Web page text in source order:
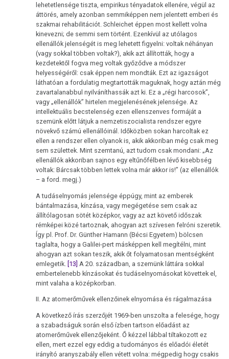
lehetetlensége tiszta, empirikus tényadatok ellenére, végül az
áttörés, amely azonban semmiképpen nem jelentett emberi és
szakmai rehabilitációt. Schleichet éppen most kellett volna
kinevezni; de semmi sem történt. Ezenkívül az utólagos
ellenállók jelenségét is meg lehetett figyelni: voltak néhányan
(vagy sokkal többen voltak?), akik azt állították, hogy a
kezdetektől fogva meg voltak győződve a módszer
helyességéről: csak éppen nem mondták. Ezt az igazságot
láthatóan a fordulatig megtartották maguknak, hogy aztán még
zavartalanabbul nyilváníthassák azt ki. Ez a „régi harcosok”,
vagy „ellenállók” hirtelen megjelenésének jelensége. Az
intellektuális becstelenség ezen ellenszenves formáját a
szemünk előtt látjuk a nemzetiszocialista rendszer egyre
növekvő számú ellenállóinál. Időközben sokan harcoltak ez
ellen a rendszer ellen olyanok is, akik akkoriban még csak meg
sem születtek. Mint szemtanú, azt tudom csak mondani: „Az
ellenállók akkoriban sajnos egy eltűnőfélben lévő kisebbség
voltak: Bárcsak többen lettek volna már akkor is!” (az ellenállók
– a ford. megj.)
A tudáselnyomás jelensége éppúgy, mint az emberek
bántalmazása, kínzása, vagy megégetése sem csak az
állítólagosan sötét középkor, vagy az azt követő időszak
rémképei közé tartoznak, ahogyan azt szívesen felróni szeretik.
Így pl. Prof. Dr. Günther Hamann (Bécsi Egyetem) bölcsen
taglalta, hogy a Galilei-pert másképpen kell megítélni, mint
ahogyan azt sokan teszik, akik őt folyamatosan mentségként
emlegetik. [13] A 20. században, a szemünk láttára sokkal
embertelenebb kínzásokat és tudáselnyomásokat követtek el,
mint valaha a középkorban.
II. Az atomerőművek ellenzőinek elnyomása és rágalmazása
A következő írás szerzőjét 1969-ben unszolta a felesége, hogy
a szabadságuk során első ízben tartson előadást az
atomerőművek ellenzőjeként. Ő kézzel lábbal tiltakozott ez
ellen, mert ezzel egy eddig a tudományos és előadói életét
irányító aranyszabály ellen vétett volna: mégpedig hogy csakis